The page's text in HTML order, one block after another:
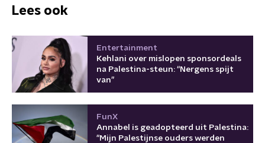
Lees ook
Entertainment
Kehlani over mislopen sponsordeals
na Palestina-steun: “Nergens spijt
van”
FunX
Annabel is geadopteerd uit Palestina:
"Mijn Palestijnse ouders werden